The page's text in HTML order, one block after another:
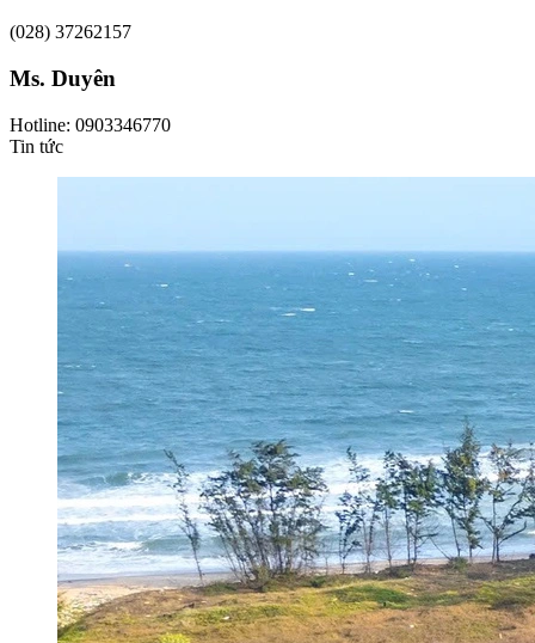
(028) 37262157
Ms. Duyên
Hotline: 0903346770
Tin tức